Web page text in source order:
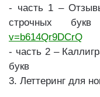
- часть 1 –
строчных
v=b614Qr9DCrQ
- часть 2 –
букв
3. Леттеринг для